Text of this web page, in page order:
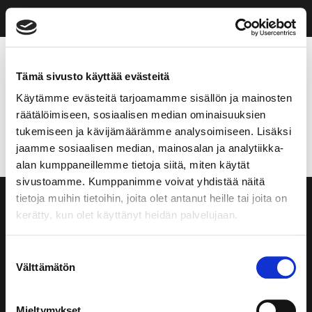
Tämä sivusto käyttää evästeitä
Käytämme evästeitä tarjoamamme sisällön ja mainosten
räätälöimiseen, sosiaalisen median ominaisuuksien
tukemiseen ja kävijämäärämme analysoimiseen. Lisäksi
jaamme sosiaalisen median, mainosalan ja analytiikka-
alan kumppaneillemme tietoja siitä, miten käytät
sivustoamme. Kumppanimme voivat yhdistää näitä
tietoja muihin tietoihin, joita olet antanut heille tai joita on
kerätty, kun olet käyttänyt heidän palvelujaan.
valinta
Välttämätön
Ostoskori
Ostoskori on tyhjä.
Takaisin kauppaan
Taito Asunnot on vuonna 2021 perustettu
asuntosijoitusyhtiö. Ydinliiketoimintaamme kuuluu
jälleenvuokraustoiminta ja flippaus.